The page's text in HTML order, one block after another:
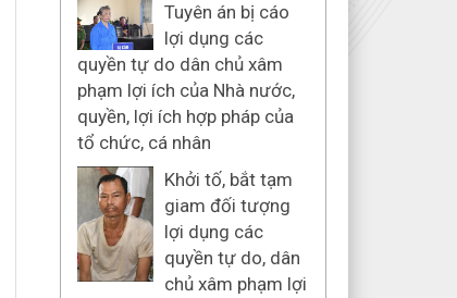
Tuyên án bị cáo
lợi dụng các
quyền tự do dân chủ xâm
phạm lợi ích của Nhà nước,
quyền, lợi ích hợp pháp của
tổ chức, cá nhân
Khởi tố, bắt tạm
giam đối tượng
lợi dụng các
quyền tự do, dân
chủ xâm phạm lợi